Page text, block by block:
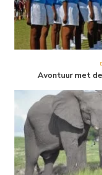
Avontuur met